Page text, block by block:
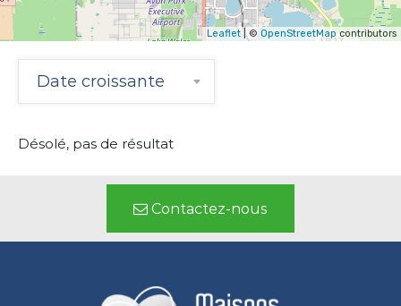
Leaflet| © OpenStreetMap contributors
Date croissante
Désolé, pas de résultat
Contactez-nous